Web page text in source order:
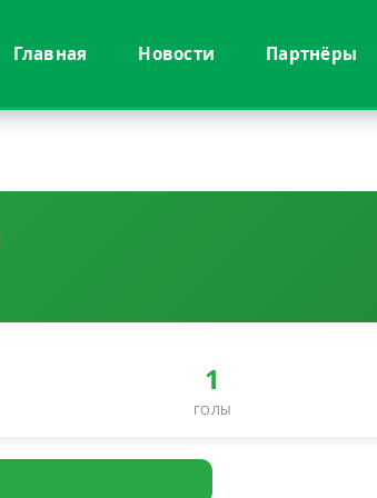
Главная Новости Партнёры
1
ГОЛЫ